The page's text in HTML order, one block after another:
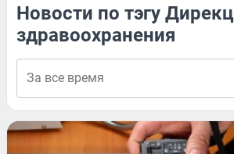
Новости по тэгу
здравоохранения